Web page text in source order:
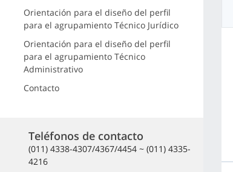
Orientación para el diseño del perfil
para el agrupamiento Técnico Jurídico
Orientación para el diseño del perfil
para el agrupamiento Técnico
Administrativo
Contacto
Teléfonos de contacto
(011) 4338-4307/4367/4454 ~ (011) 4335-
4216